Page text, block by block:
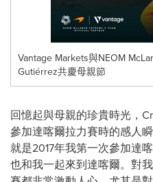
Vantage Markets與NEOM
Gutiérrez共慶母親節
回憶起與母親的珍貴時光，
參加達喀爾拉力賽時的感人
就是2017年我第一次參加達
也和我一起來到達喀爾。對